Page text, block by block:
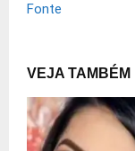
Fonte
VEJA TAMBÉM